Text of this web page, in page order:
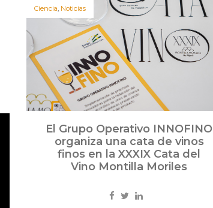
Ciencia, Noticias
El Grupo Operativo INNOFINO
organiza una cata de vinos
finos en la XXXIX Cata del
Vino Montilla Moriles